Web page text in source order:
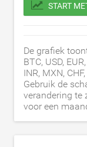
START
De grafiek
BTC, USD,
INR, MXN,
Gebruik de
verandering te
voor een